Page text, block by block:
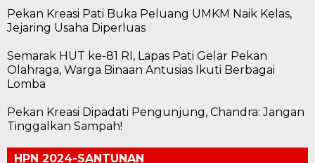
Pekan Kreasi Pati Buka Peluang UMKM Naik Kelas,
Jejaring Usaha Diperluas
Semarak HUT ke-81 RI, Lapas Pati Gelar Pekan
Olahraga, Warga Binaan Antusias Ikuti Berbagai
Lomba
Pekan Kreasi Dipadati Pengunjung, Chandra: Jangan
Tinggalkan Sampah!
HPN 2024-SANTUNAN